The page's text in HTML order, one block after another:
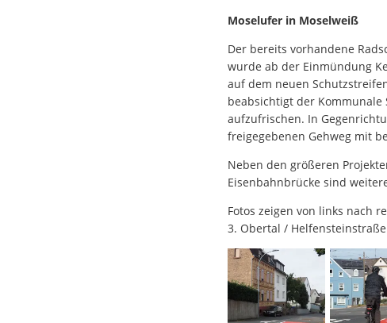
Moselufer in Moselweiß
Der bereits vorhandene
wurde ab der Einmündung
auf dem neuen
beabsichtigt der
aufzufrischen. In
freigegebenen Gehweg mit
Neben den größeren
Eisenbahnbrücke sind
Fotos zeigen von links nach
3. Obertal /